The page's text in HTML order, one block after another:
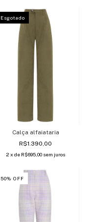
Esgotado
Calça alfaiataria
R$1.390,00
2 x de R$695,00 sem juros
50% OFF